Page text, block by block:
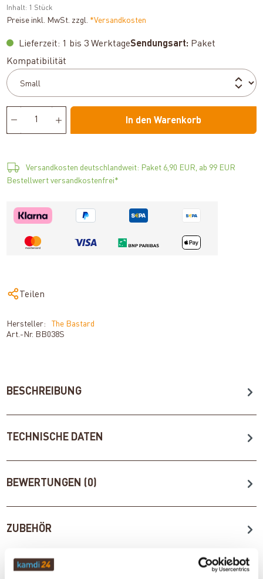
Inhalt: 1 Stück
Preise inkl. MwSt. zzgl. *Versandkosten
Lieferzeit: 1 bis 3 WerktageSendungsart: Paket
Kompatibilität
In den Warenkorb
Versandkosten deutschlandweit: Paket 6,90 EUR, ab 99 EUR
Bestellwert versandkostenfrei*
Teilen
Hersteller:
The Bastard
Art.-Nr. BB038S
BESCHREIBUNG
TECHNISCHE DATEN
BEWERTUNGEN (0)
ZUBEHÖR
WICHTIGE INFOS